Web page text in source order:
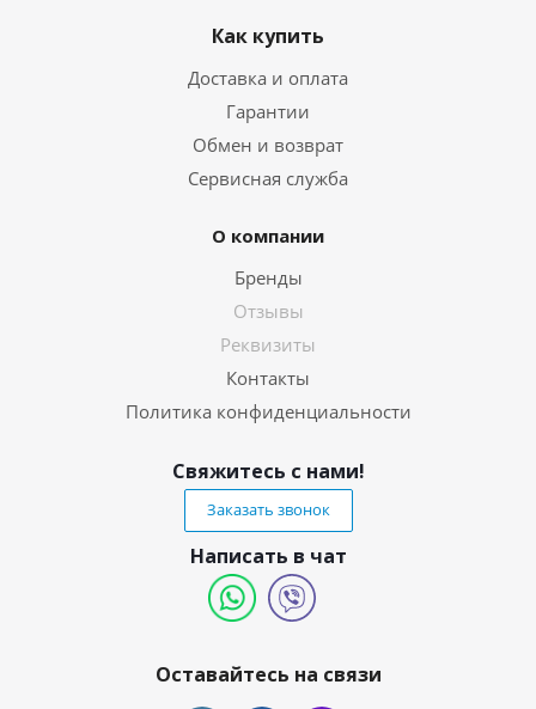
Как купить
Доставка и оплата
Гарантии
Обмен и возврат
Сервисная служба
О компании
Бренды
Отзывы
Реквизиты
Контакты
Политика конфиденциальности
Свяжитесь с нами!
Заказать звонок
Написать в чат
Оставайтесь на связи